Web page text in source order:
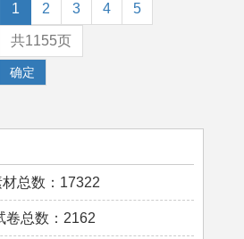
1 2 3 4 5
共1155页
确定
材总数：17322
卷总数：2162